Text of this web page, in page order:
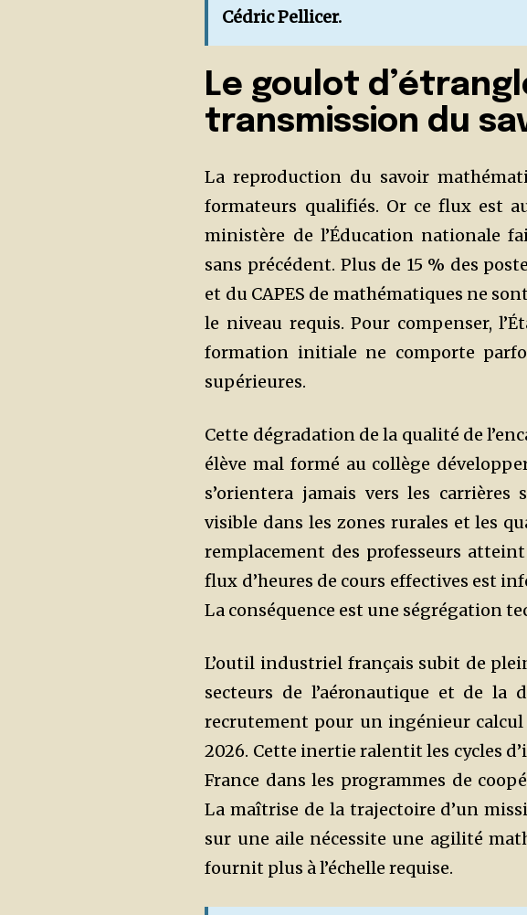
Cédric Pellicer.
Le goulot
transmission du
La reproduction du savoir
formateurs qualifiés. Or ce flux est
ministère de l’Éducation nationale
sans précédent. Plus de 15 % des
et du CAPES de mathématiques ne
le niveau requis. Pour compenser,
formation initiale ne comporte
supérieures.
Cette dégradation de la qualité de
élève mal formé au collège
s’orientera jamais vers les
visible dans les zones rurales et les
remplacement des professeurs
flux d’heures de cours effectives est
La conséquence est une ségrégation
L’outil industriel français subit de
secteurs de l’aéronautique et de la
recrutement pour un ingénieur calcul
2026. Cette inertie ralentit les cycles
France dans les programmes de
La maîtrise de la trajectoire d’un
sur une aile nécessite une agilité
fournit plus à l’échelle requise.